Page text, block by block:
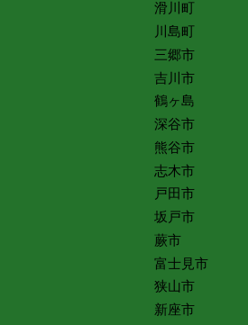
滑川町
川島町
三郷市
吉川市
鶴ヶ島
深谷市
熊谷市
志木市
戸田市
坂戸市
蕨市
富士見市
狭山市
新座市